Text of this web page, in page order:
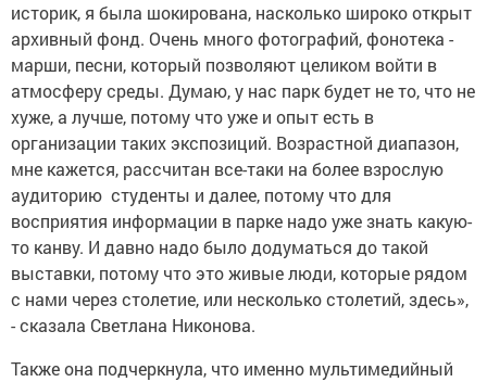
историк, я была шокирована, насколько широко открыт
архивный фонд. Очень много фотографий, фонотека -
марши, песни, который позволяют целиком войти в
атмосферу среды. Думаю, у нас парк будет не то, что не
хуже, а лучше, потому что уже и опыт есть в
организации таких экспозиций. Возрастной диапазон,
мне кажется, рассчитан все-таки на более взрослую
аудиторию ­ студенты и далее, потому что для
восприятия информации в парке надо уже знать какую-
то канву. И давно надо было додуматься до такой
выставки, потому что это живые люди, которые рядом
с нами через столетие, или несколько столетий, здесь»,
­- сказала Светлана Никонова.
Также она подчеркнула, что именно мультимедийный